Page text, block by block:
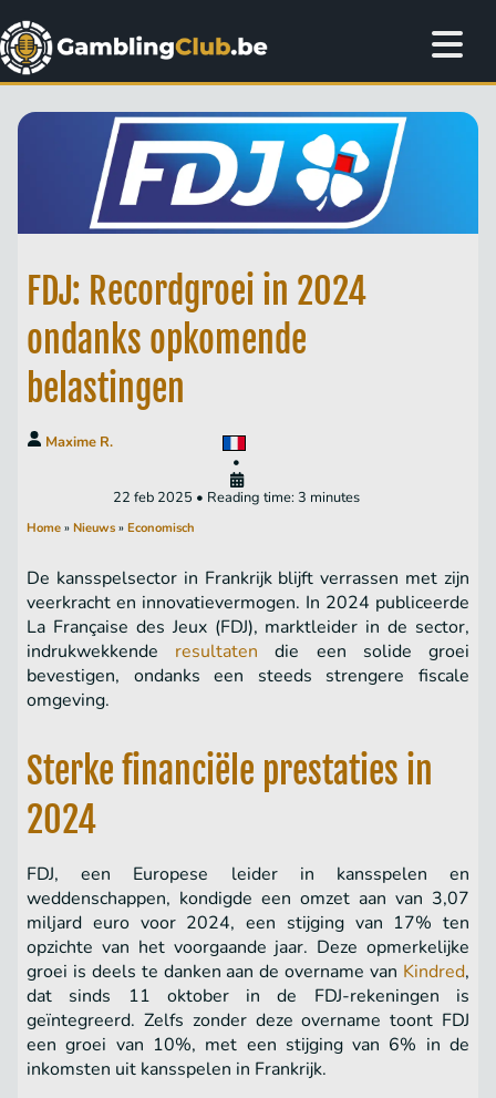
FDJ: Recordgroei in 2024
ondanks opkomende
belastingen
Maxime R.
•
22 feb 2025 • Reading time: 3 minutes
Home » Nieuws » Economisch
De kansspelsector in Frankrijk blijft verrassen met zijn
veerkracht en innovatievermogen. In 2024 publiceerde
La Française des Jeux (FDJ), marktleider in de sector,
indrukwekkende resultaten die een solide groei
bevestigen, ondanks een steeds strengere fiscale
omgeving.
Sterke financiële prestaties in
2024
FDJ, een Europese leider in kansspelen en
weddenschappen, kondigde een omzet aan van 3,07
miljard euro voor 2024, een stijging van 17% ten
opzichte van het voorgaande jaar. Deze opmerkelijke
groei is deels te danken aan de overname van Kindred,
dat sinds 11 oktober in de FDJ-rekeningen is
geïntegreerd. Zelfs zonder deze overname toont FDJ
een groei van 10%, met een stijging van 6% in de
inkomsten uit kansspelen in Frankrijk.